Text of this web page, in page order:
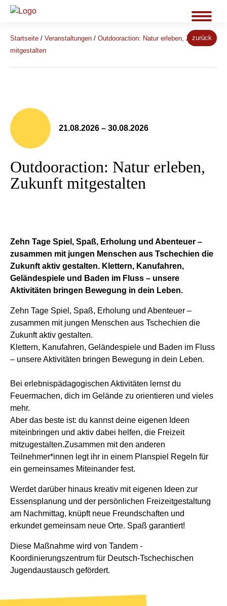
Startseite / Veranstaltungen / Outdooraction: Natur erleben, Zukunft
mitgestalten
zurück
21.08.2026 – 30.08.2026
Outdooraction: Natur erleben,
Zukunft mitgestalten
Zehn Tage Spiel, Spaß, Erholung und Abenteuer –
zusammen mit jungen Menschen aus Tschechien die
Zukunft aktiv gestalten. Klettern, Kanufahren,
Geländespiele und Baden im Fluss – unsere
Aktivitäten bringen Bewegung in dein Leben.
Zehn Tage Spiel, Spaß, Erholung und Abenteuer –
zusammen mit jungen Menschen aus Tschechien die
Zukunft aktiv gestalten.
Klettern, Kanufahren, Geländespiele und Baden im Fluss
– unsere Aktivitäten bringen Bewegung in dein Leben.
Bei erlebnispädagogischen Aktivitäten lernst du
Feuermachen, dich im Gelände zu orientieren und vieles
mehr.
Aber das beste ist: du kannst deine eigenen Ideen
miteinbringen und aktiv dabei helfen, die Freizeit
mitzugestalten.Zusammen mit den anderen
Teilnehmer*innen legt ihr in einem Planspiel Regeln für
ein gemeinsames Miteinander fest.
Werdet darüber hinaus kreativ mit eigenen Ideen zur
Essensplanung und der persönlichen Freizeitgestaltung
am Nachmittag, knüpft neue Freundschaften und
erkundet gemeinsam neue Orte. Spaß garantiert!
Diese Maßnahme wird von Tandem -
Koordinierungszentrum für Deutsch-Tschechischen
Jugendaustausch gefördert.